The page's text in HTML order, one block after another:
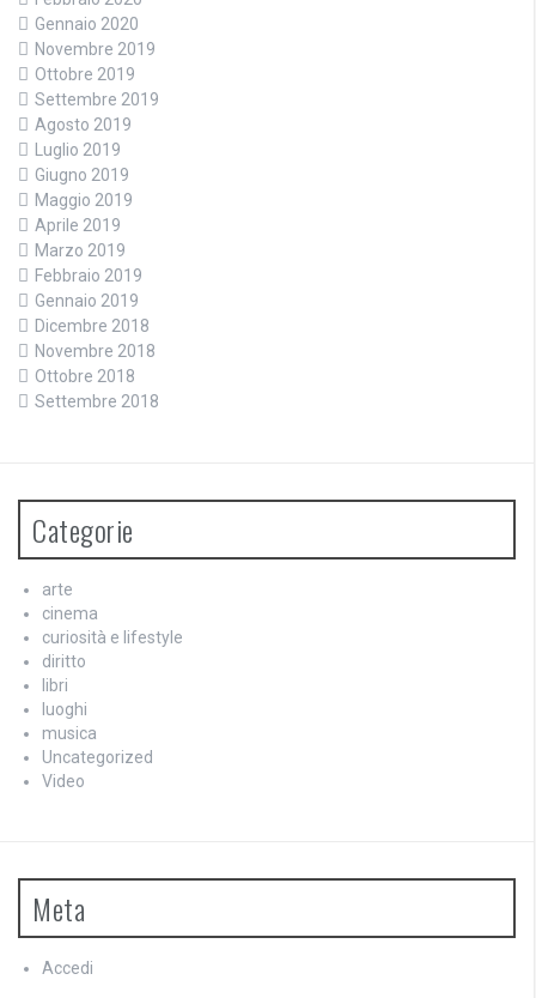
Gennaio 2020
Novembre 2019
Ottobre 2019
Settembre 2019
Agosto 2019
Luglio 2019
Giugno 2019
Maggio 2019
Aprile 2019
Marzo 2019
Febbraio 2019
Gennaio 2019
Dicembre 2018
Novembre 2018
Ottobre 2018
Settembre 2018
Categorie
arte
cinema
curiosità e lifestyle
diritto
libri
luoghi
musica
Uncategorized
Video
Meta
Accedi